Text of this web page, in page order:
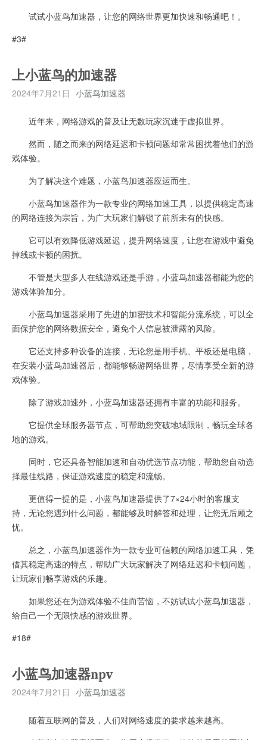
试试小蓝鸟加速器，让您的网络世界更加快速和畅通吧！。
#3#
上小蓝鸟的加速器
2024年7月21日 小蓝鸟加速器
近年来，网络游戏的普及让无数玩家沉迷于虚拟世界。
然而，随之而来的网络延迟和卡顿问题却常常困扰着他们的游
戏体验。
为了解决这个难题，小蓝鸟加速器应运而生。
小蓝鸟加速器作为一款专业的网络加速工具，以提供稳定高速
的网络连接为宗旨，为广大玩家们解锁了前所未有的快感。
它可以有效降低游戏延迟，提升网络速度，让您在游戏中避免
掉线或卡顿的困扰。
不管是大型多人在线游戏还是手游，小蓝鸟加速器都能为您的
游戏体验加分。
小蓝鸟加速器采用了先进的加密技术和智能分流系统，可以全
面保护您的网络数据安全，避免个人信息被泄露的风险。
它还支持多种设备的连接，无论您是用手机、平板还是电脑，
在安装小蓝鸟加速器后，都能够畅游网络世界，尽情享受全新的游
戏体验。
除了游戏加速外，小蓝鸟加速器还拥有丰富的功能和服务。
它提供全球服务器节点，可帮助您突破地域限制，畅玩全球各
地的游戏。
同时，它还具备智能加速和自动优选节点功能，帮助您自动选
择最佳线路，保证游戏速度的稳定和流畅。
更值得一提的是，小蓝鸟加速器提供了7×24小时的客服支
持，无论您遇到什么问题，都能够及时解答和处理，让您无后顾之
忧。
总之，小蓝鸟加速器作为一款专业可信赖的网络加速工具，凭
借其稳定高速的特点，帮助广大玩家解决了网络延迟和卡顿问题，
让玩家们畅享游戏的乐趣。
如果您还在为游戏体验不佳而苦恼，不妨试试小蓝鸟加速器，
给自己一个无限快感的游戏世界。
#18#
小蓝鸟加速器npv
2024年7月21日 小蓝鸟加速器
随着互联网的普及，人们对网络速度的要求越来越高。